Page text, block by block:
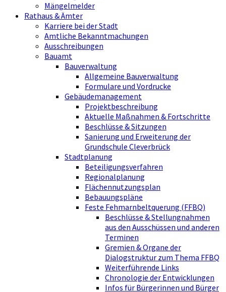
Mängelmelder
Rathaus & Ämter
Karriere bei der Stadt
Amtliche Bekanntmachungen
Ausschreibungen
Bauamt
Bauverwaltung
Allgemeine Bauverwaltung
Formulare und Vordrucke
Gebäudemanagement
Projektbeschreibung
Aktuelle Maßnahmen & Fortschritte
Beschlüsse & Sitzungen
Sanierung und Erweiterung der
Grundschule Cleverbrück
Stadtplanung
Beteiligungsverfahren
Regionalplanung
Flächennutzungsplan
Bebauungspläne
Feste Fehmarnbeltquerung (FFBQ)
Beschlüsse & Stellungnahmen
aus den Ausschüssen und anderen
Terminen
Gremien & Organe der
Dialogstruktur zum Thema FFBQ
Weiterführende Links
Chronologie der Entwicklungen
Infos für Bürgerinnen und Bürger